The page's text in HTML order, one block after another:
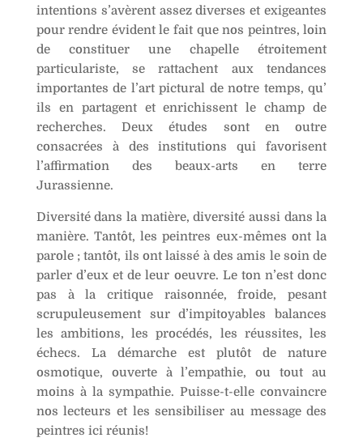
intentions s’avèrent assez diverses et exigeantes
pour rendre évident le fait que nos peintres, loin
de constituer une chapelle étroitement
particulariste, se rattachent aux tendances
importantes de l’art pictural de notre temps, qu’
ils en partagent et enrichissent le champ de
recherches. Deux études sont en outre
consacrées à des institutions qui favorisent
l’affirmation des beaux-arts en terre
Jurassienne.
Diversité dans la matière, diversité aussi dans la
manière. Tantôt, les peintres eux-mêmes ont la
parole ; tantôt, ils ont laissé à des amis le soin de
parler d’eux et de leur oeuvre. Le ton n’est donc
pas à la critique raisonnée, froide, pesant
scrupuleusement sur d’impitoyables balances
les ambitions, les procédés, les réussites, les
échecs. La démarche est plutôt de nature
osmotique, ouverte à l’empathie, ou tout au
moins à la sympathie. Puisse-t-elle convaincre
nos lecteurs et les sensibiliser au message des
peintres ici réunis!